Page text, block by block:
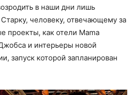
в наши дни лишь
человеку, отвечающему за
проекты, как отели Mama
и интерьеры новой
запуск которой запланирован